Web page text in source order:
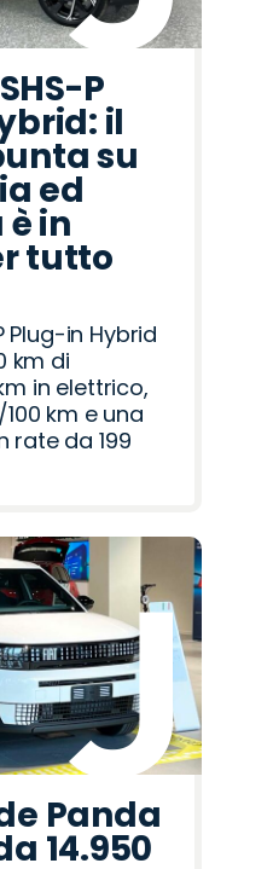
P
il
su
ed
in
tutto
Plug-in Hybrid
km di
in elettrico,
km e una
rate da 199
Panda
14.950